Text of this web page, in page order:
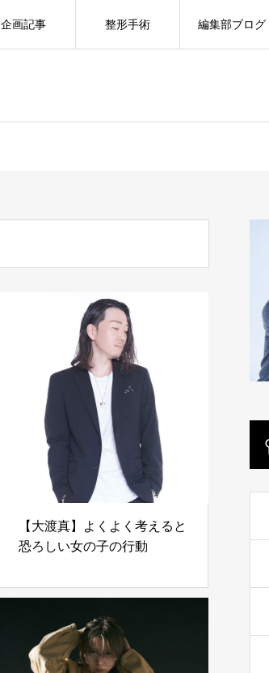
企画記事 整形手術 編集部ブログ
【大渡真】よくよく考えると
恐ろしい女の子の行動